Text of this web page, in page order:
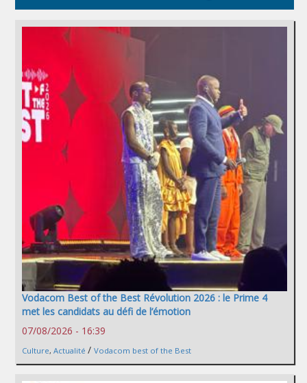
Vodacom Best of the Best Révolution 2026 : le Prime 4
met les candidats au défi de l’émotion
07/08/2026 - 16:39
Culture, Actualité / Vodacom best of the Best